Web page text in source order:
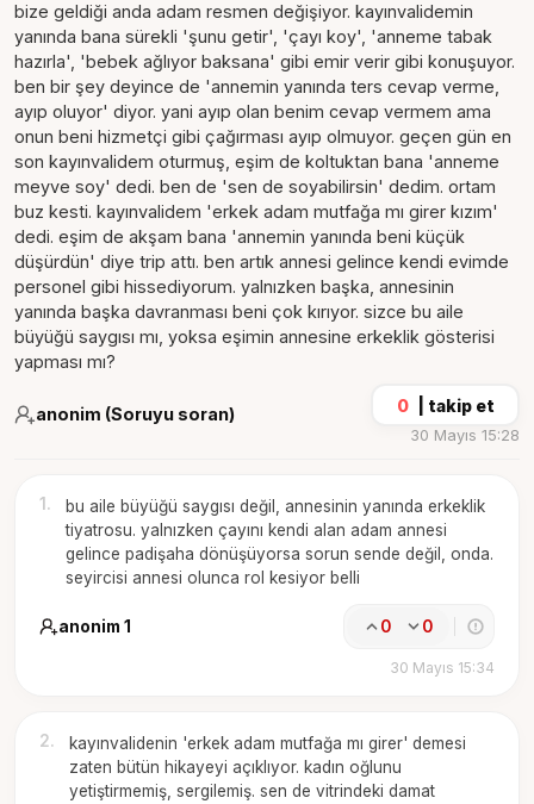
bize geldiği anda adam resmen değişiyor. kayınvalidemin
yanında bana sürekli 'şunu getir', 'çayı koy', 'anneme tabak
hazırla', 'bebek ağlıyor baksana' gibi emir verir gibi konuşuyor.
ben bir şey deyince de 'annemin yanında ters cevap verme,
ayıp oluyor' diyor. yani ayıp olan benim cevap vermem ama
onun beni hizmetçi gibi çağırması ayıp olmuyor. geçen gün en
son kayınvalidem oturmuş, eşim de koltuktan bana 'anneme
meyve soy' dedi. ben de 'sen de soyabilirsin' dedim. ortam
buz kesti. kayınvalidem 'erkek adam mutfağa mı girer kızım'
dedi. eşim de akşam bana 'annemin yanında beni küçük
düşürdün' diye trip attı. ben artık annesi gelince kendi evimde
personel gibi hissediyorum. yalnızken başka, annesinin
yanında başka davranması beni çok kırıyor. sizce bu aile
büyüğü saygısı mı, yoksa eşimin annesine erkeklik gösterisi
yapması mı?
anonim (Soruyu soran) 0 takip et
30 Mayıs 15:28
1 .
bu aile büyüğü saygısı değil, annesinin yanında erkeklik
tiyatrosu. yalnızken çayını kendi alan adam annesi
gelince padişaha dönüşüyorsa sorun sende değil, onda.
seyircisi annesi olunca rol kesiyor belli
anonim 1 0 0
30 Mayıs 15:34
2.
kayınvalidenin 'erkek adam mutfağa mı girer' demesi
zaten bütün hikayeyi açıklıyor. kadın oğlunu
yetiştirmemiş, sergilemiş. sen de vitrindeki damat